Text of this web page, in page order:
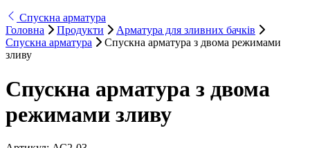
Спускна арматура
Головна
Продукти
Арматура для зливних бачків
Спускна арматура
Спускна арматура з двома режимами
зливу
Спускна арматура з двома
режимами зливу